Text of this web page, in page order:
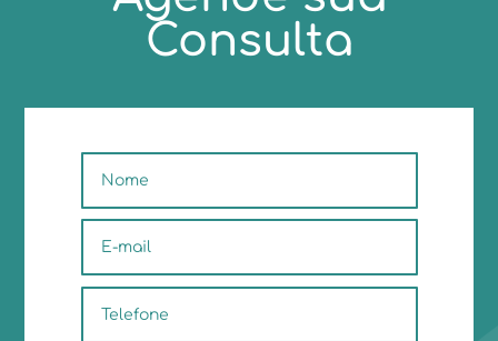
Consulta